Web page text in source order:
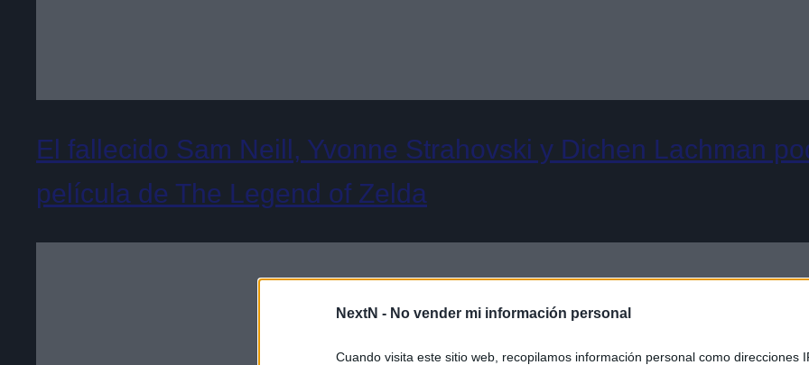
NextN - No vender mi información personal
Cuando visita este sitio web, recopilamos información personal como direcciones
El fallecido Sam Neill, Yvonne Strahovski y Dichen Lachman
película de The Legend of Zelda